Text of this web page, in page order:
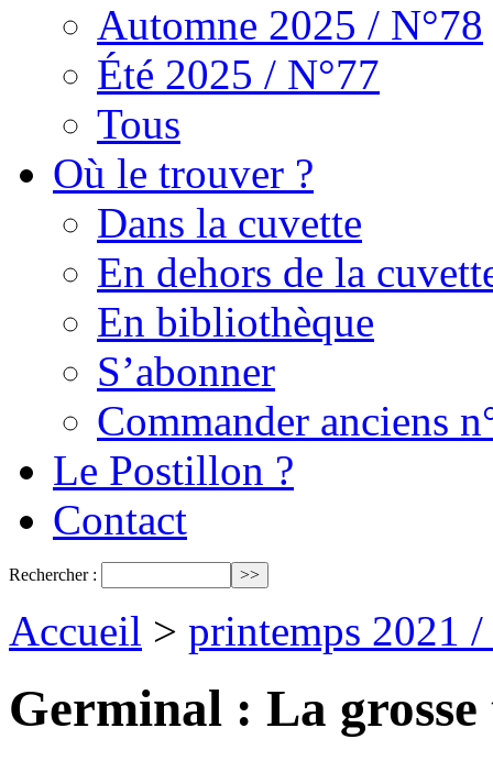
Automne 2025 / N°78
Été 2025 / N°77
Tous
Où le trouver ?
Dans la cuvette
En dehors de la
En bibliothèque
S’abonner
Commander anciens
Le Postillon ?
Contact
Rechercher :
Accueil > printemps 2021 /
Germinal : La grosse